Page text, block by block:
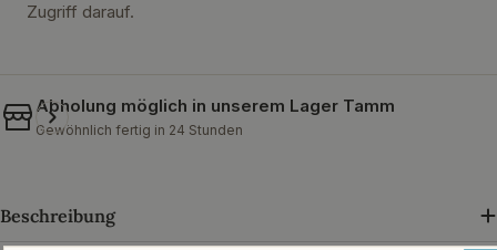
Zugriff darauf.
Abholung möglich in unserem Lager Tamm
Gewöhnlich fertig in 24 Stunden
Beschreibung